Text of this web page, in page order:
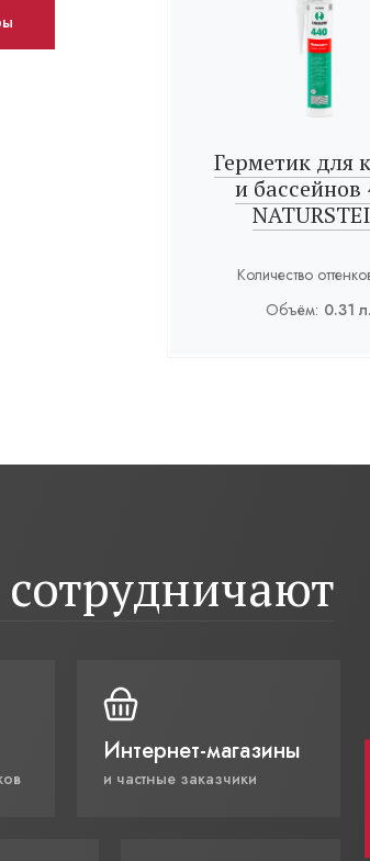
Герметик для
и бассейнов
Количество
Объём: 0.31 л.
Интернет-магазины
и частные заказчики